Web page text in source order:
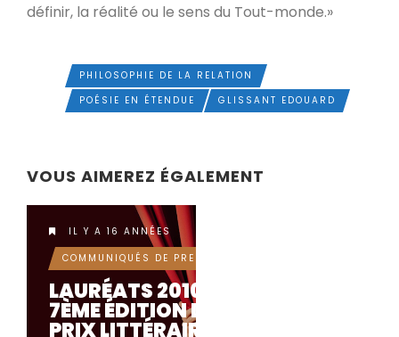
définir, la réalité ou le sens du Tout-monde.»
PHILOSOPHIE DE LA RELATION
POÉSIE EN ÉTENDUE
GLISSANT EDOUARD
VOUS AIMEREZ ÉGALEMENT
IL Y A 16 ANNÉES
COMMUNIQUÉS DE PRESSE
LAURÉATS 2010:
7ÈME ÉDITION DU
PRIX LITTÉRAIRE